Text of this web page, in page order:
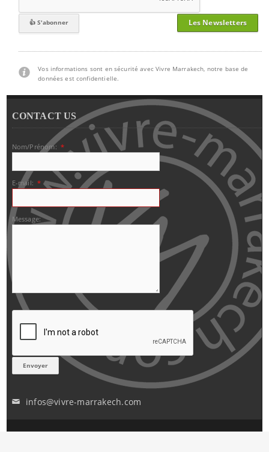
Les Newsletters
Vos informations sont en sécurité avec Vivre Marrakech, notre base de
données est confidentielle.
CONTACT US
Nom/Prénom: *
E-mail: *
Message:
✉ infos@vivre-marrakech.com